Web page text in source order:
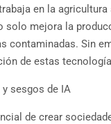
en la
solo mejora la
contaminadas. Sin
de estas
sesgos de IA
de crear